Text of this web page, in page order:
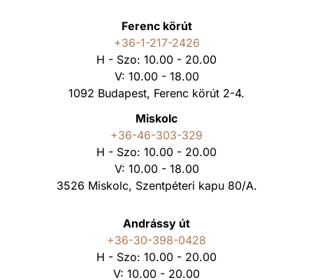
Ferenc körút
+36-1-217-2426
H - Szo: 10.00 - 20.00
V: 10.00 - 18.00
1092 Budapest, Ferenc körút 2-4.
Miskolc
+36-46-303-329
H - Szo: 10.00 - 20.00
V: 10.00 - 18.00
3526 Miskolc, Szentpéteri kapu 80/A.
Andrássy út
+36-30-398-0428
H - Szo: 10.00 - 20.00
V: 10.00 - 20.00